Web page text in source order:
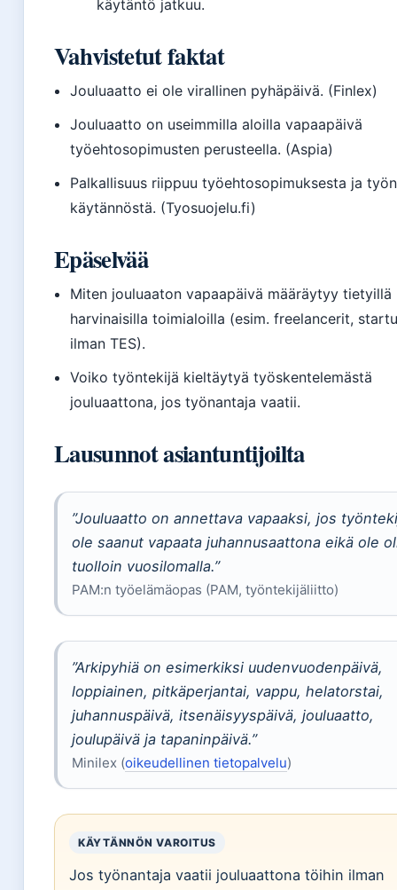
käytäntö jatkuu.
Vahvistetut faktat
Jouluaatto ei ole virallinen pyhäpäivä. (Finlex)
Jouluaatto on useimmilla aloilla vapaapäivä
työehtosopimusten perusteella. (Aspia)
Palkallisuus riippuu työehtosopimuksesta ja
käytännöstä. (Tyosuojelu.fi)
Epäselvää
Miten jouluaaton vapaapäivä määräytyy tietyillä
harvinaisilla toimialoilla (esim. freelancerit,
ilman TES).
Voiko työntekijä kieltäytyä työskentelemästä
jouluaattona, jos työnantaja vaatii.
Lausunnot asiantuntijoilta
”Jouluaatto on annettava vapaaksi, jos
ole saanut vapaata juhannusaattona eikä ole
tuolloin vuosilomalla.”
PAM:n työelämäopas (PAM, työntekijäliitto)
”Arkipyhiä on esimerkiksi uudenvuodenpäivä,
loppiainen, pitkäperjantai, vappu, helatorstai,
juhannuspäivä, itsenäisyyspäivä, jouluaatto,
joulupäivä ja tapaninpäivä.”
Minilex (oikeudellinen tietopalvelu)
KÄYTÄNNÖN VAROITUS
Jos työnantaja vaatii jouluaattona töihin ilman